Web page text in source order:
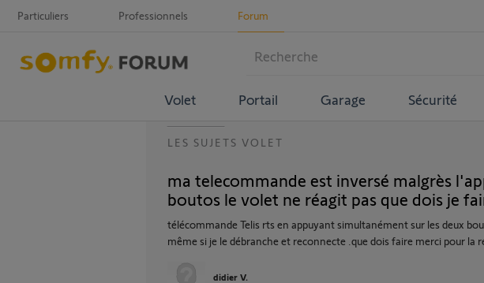
Particuliers Professionnels Forum
Volet Portail Garage Sécurité
LES SUJETS VOLET
ma telecommande est inversé malgrès
boutos le volet ne réagit pas que dois je
télécommande Telis rts en appuyant simultanément sur les deux
même si je le débranche et reconnecte .que dois faire merci pour la
didier V.